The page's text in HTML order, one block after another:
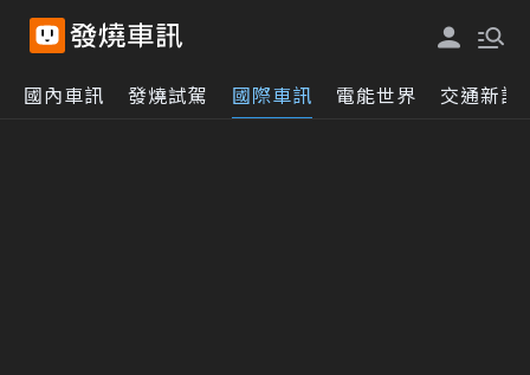
國內車訊 發燒試駕 國際車訊 電能世界 交通新訊